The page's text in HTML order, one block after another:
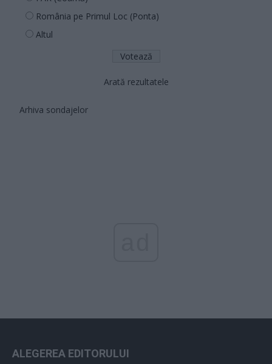
România pe Primul Loc (Ponta)
Altul
Arată rezultatele
Arhiva sondajelor
ALEGEREA EDITORULUI